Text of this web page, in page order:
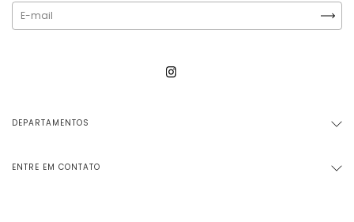
DEPARTAMENTOS
ENTRE EM CONTATO